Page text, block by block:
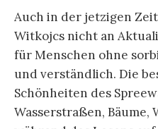
Auch in der jetzigen
Witkojcs nicht an
für Menschen ohne
und verständlich. Die
Schönheiten des
Wasserstraßen, Bäume,